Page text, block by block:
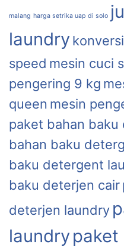
malang harga setrika uap di solo
laundry
speed mesin cuci
pengering 9 kg
queen mesin
paket bahan
bahan baku
baku detergent
baku deterjen cair
deterjen laundry
laundrypaket